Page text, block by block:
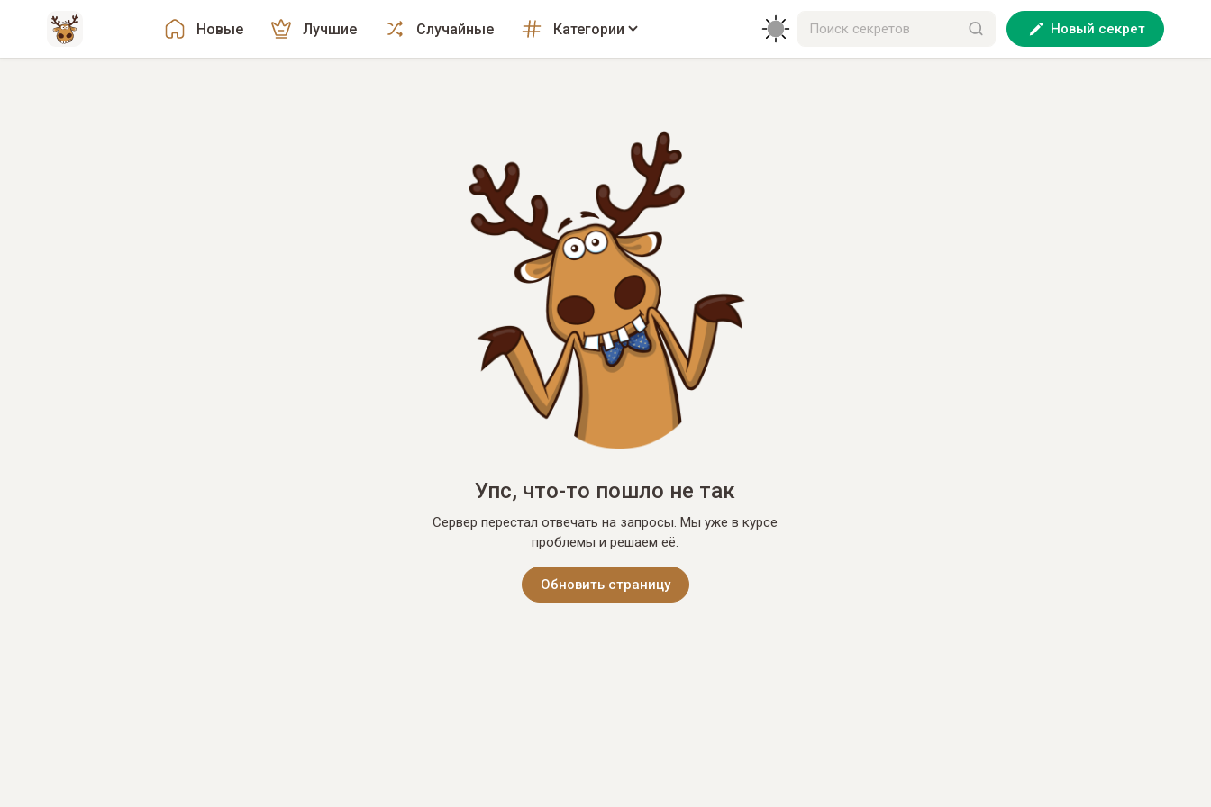
Новые Лучшие Случайные Категории Новый секрет
Упс, что-то пошло не так
Сервер перестал отвечать на запросы. Мы уже в курсе
проблемы и решаем её.
Обновить страницу